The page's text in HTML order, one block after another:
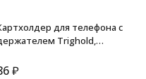
для телефона с
Trighold,
₽